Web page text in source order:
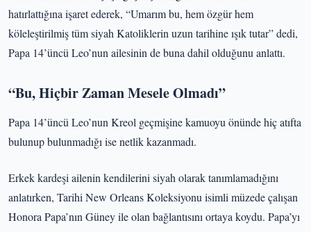
hatırlattığına işaret ederek, “Umarım bu, hem özgür hem
köleleştirilmiş tüm siyah Katoliklerin uzun tarihine ışık tutar” dedi,
Papa 14’üncü Leo’nun ailesinin de buna dahil olduğunu anlattı.
“Bu, Hiçbir Zaman Mesele Olmadı”
Papa 14’üncü Leo’nun Kreol geçmişine kamuoyu önünde hiç atıfta
bulunup bulunmadığı ise netlik kazanmadı.
Erkek kardeşi ailenin kendilerini siyah olarak tanımlamadığını
anlatırken, Tarihi New Orleans Koleksiyonu isimli müzede çalışan
Honora Papa’nın Güney ile olan bağlantısını ortaya koydu. Papa’yı